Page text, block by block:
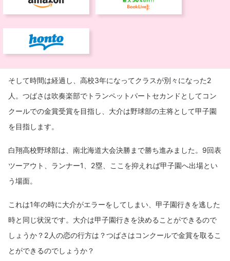
そして時間は経過し、高校3年になってクラスが別々になった2
人。つばさは吹奏楽部でトランペットパートセカンドとしてコン
クールでの金賞受賞を目指し、大介は野球部の主将として甲子園
を目指します。
白翔高校野球部は、南北海道大会決勝まで勝ち進みました。9回表
ツーアウト、ランナー1、2塁、ここを抑えれば甲子園へ出場とい
う場面。
これは1年の時に大介がエラーをしてしまい、甲子園行きを逃した
時と同じ状況です。大介は甲子園行きを決めることができるので
しょうか？2人の恋の行方は？つばさはコンクールで金賞を取るこ
とができるのでしょうか？